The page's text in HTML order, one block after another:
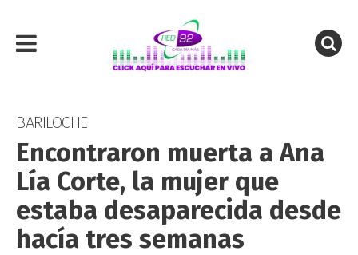
BARILOCHE
Encontraron muerta a Ana
Lía Corte, la mujer que
estaba desaparecida desde
hacía tres semanas